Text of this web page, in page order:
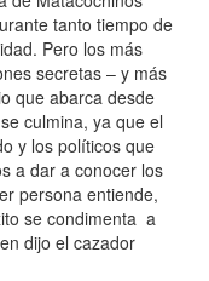
tanto tiempo de
Pero los más
secretas – y más
que abarca desde
culmina, ya que el
y los políticos que
a dar a conocer los
persona entiende,
se condimenta a
dijo el cazador